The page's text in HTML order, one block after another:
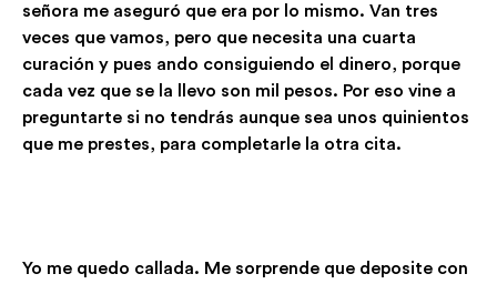
señora me aseguró que era por lo mismo. Van tres
veces que vamos, pero que necesita una cuarta
curación y pues ando consiguiendo el dinero, porque
cada vez que se la llevo son mil pesos. Por eso vine a
preguntarte si no tendrás aunque sea unos quinientos
que me prestes, para completarle la otra cita.
Yo me quedo callada. Me sorprende que deposite con